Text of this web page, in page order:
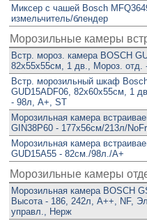
Миксер с чашей Bosch
измельчитель/блендер
Морозильные камеры
Встр. мороз. камера BOSCH
82х55х55см, 1 дв., Мороз. отд.
Встр. морозильный шкаф
GUD15ADF06, 82х60х55см, 1
- 98л, A+, ST
Морозильная камера
GIN38P60 - 177х56см/213л/
Морозильная камера
GUD15A55 - 82см./98л./А+
Морозильные камеры
Морозильная камера BOSCH
Высота - 186, 242л, A++, NF,
управл., Нерж